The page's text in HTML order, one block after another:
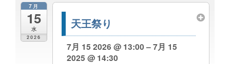
7月
15
水
2026
天王祭り
7月 15 2026 @ 13:00 – 7月 15
2025 @ 14:30